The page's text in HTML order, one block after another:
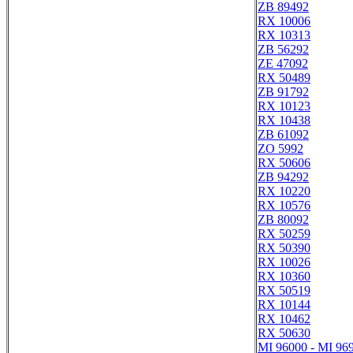
ZB 89492
RX 10006
RX 10313
ZB 56292
ZE 47092
RX 50489
ZB 91792
RX 10123
RX 10438
ZB 61092
ZO 5992
RX 50606
ZB 94292
RX 10220
RX 10576
ZB 80092
RX 50259
RX 50390
RX 10026
RX 10360
RX 50519
RX 10144
RX 10462
RX 50630
MI 96000 - MI